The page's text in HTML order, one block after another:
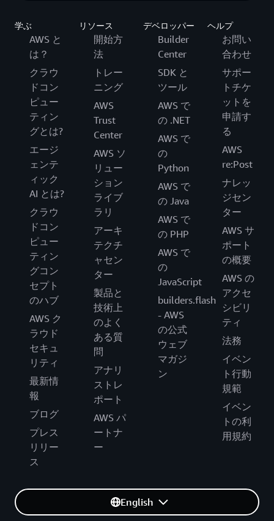
学ぶ
AWS と
は？
クラウ
ドコン
ピュー
ティン
グとは?
エージ
ェンテ
ィック
AI とは?
クラウ
ドコン
ピュー
ティン
グコン
セプト
のハブ
AWS ク
ラウド
セキュ
リティ
最新情
報
ブログ
プレス
リリー
ス
リソース
開始方
法
トレー
ニング
AWS
Trust
Center
AWS ソ
リュー
ション
ライブ
ラリ
アーキ
テクチ
ャセン
ター
製品と
技術上
のよく
ある質
問
アナリ
ストレ
ポート
AWS パ
ートナ
ー
デベロッパー
Builder
Center
SDK と
ツール
AWS で
の .NET
AWS で
の
Python
AWS で
の Java
AWS で
の PHP
AWS で
の
JavaScript
builders.flash
- AWS
の公式
ウェブ
マガジ
ン
ヘルプ
お問い
合わせ
サポー
トチケ
ットを
申請す
る
AWS
re:Post
ナレッ
ジセン
ター
AWS サ
ポート
の概要
AWS の
アクセ
シビリ
ティ
法務
イベン
ト行動
規範
イベン
トの利
用規約
English